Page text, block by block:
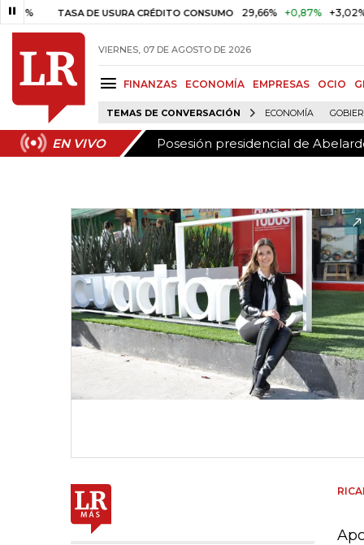
TASA DE USURA CRÉDITO CONSUMO 29,66% +0,87% +3,02%
VIERNES, 07 DE AGOSTO DE 2026
FINANZAS ECONOMÍA EMPRESAS OCIO
TEMAS DE CONVERSACIÓN ECONOMÍA
EN VIVO Posesión presidencial de
EN VIVO Posesión presidencial de